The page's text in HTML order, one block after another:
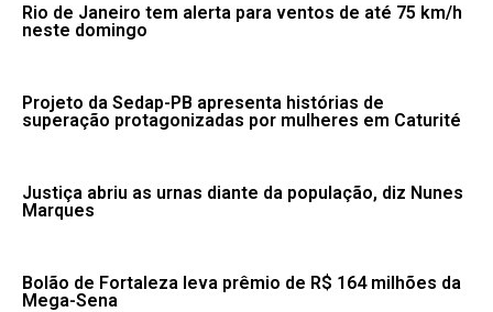
Rio de Janeiro tem alerta para ventos de até 75 km/h
neste domingo
Projeto da Sedap-PB apresenta histórias de
superação protagonizadas por mulheres em Caturité
Justiça abriu as urnas diante da população, diz Nunes
Marques
Bolão de Fortaleza leva prêmio de R$ 164 milhões da
Mega-Sena